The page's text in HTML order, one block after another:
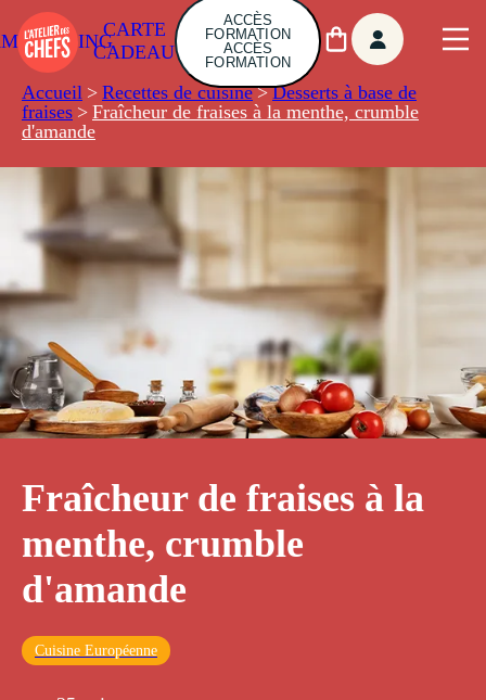
CARTE
CADEAU
ACCÈS
FORMATION
ACCÈS
FORMATION
Accueil > Recettes de cuisine > Desserts à base de
fraises > Fraîcheur de fraises à la menthe, crumble
d'amande
Fraîcheur de fraises à la
menthe, crumble
d'amande
Cuisine Européenne